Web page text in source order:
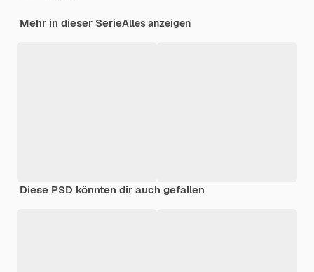
Mehr in dieser SerieAlles anzeigen
Diese PSD könnten dir auch gefallen